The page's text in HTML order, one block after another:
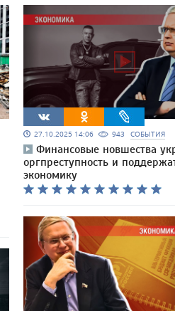
27.10.2025 14:06 943 СОБЫТИЯ
Финансовые новшества
оргпреступность и
экономику